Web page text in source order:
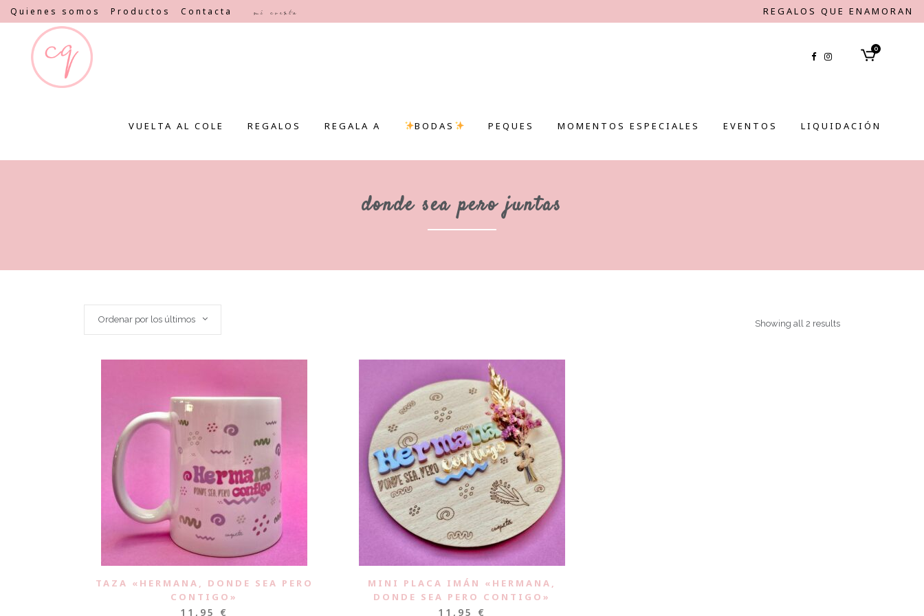
Quienes somos Productos Contacta Mi cuenta REGALOS QUE ENAMORAN
0
VUELTA AL COLE REGALOS REGALA A BODAS PEQUES MOMENTOS ESPECIALES EVENTOS LIQUIDACIÓN
donde sea pero juntas
Showing all 2 results
Ordenar por los últimos
TAZA «HERMANA, DONDE SEA PERO
CONTIGO»
11,95 €
MINI PLACA IMÁN «HERMANA,
DONDE SEA PERO CONTIGO»
11,95 €